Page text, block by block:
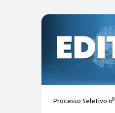
Processo Seletivo